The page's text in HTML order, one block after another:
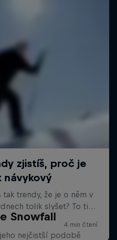
Snowfall
nejčistší podobě